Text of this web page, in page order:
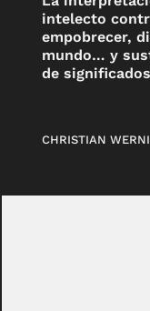
intelecto
empobrecer,
mundo… y
de
CHRISTIAN